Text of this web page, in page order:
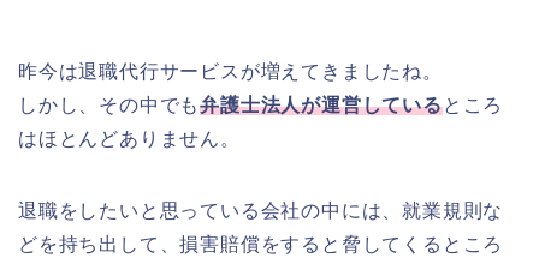
昨今は退職代行サービスが増えてきましたね。
しかし、その中でも弁護士法人が運営しているところ
はほとんどありません。
退職をしたいと思っている会社の中には、就業規則な
どを持ち出して、損害賠償をすると脅してくるところ